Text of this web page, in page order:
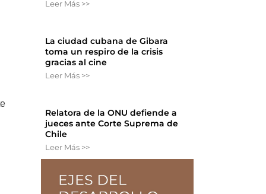
Leer Más >>
La ciudad cubana de Gibara
toma un respiro de la crisis
gracias al cine
Leer Más >>
Relatora de la ONU defiende a
jueces ante Corte Suprema de
Chile
Leer Más >>